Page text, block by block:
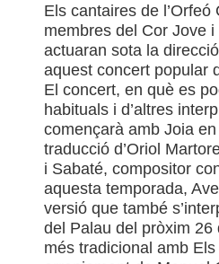
Els cantaires de l’Orfeó
membres del Cor Jove
actuaran sota la
aquest concert popular
El concert, en què es
habituals i d’altres
començarà amb Joia
traducció d’Oriol
i Sabaté, compositor
aquesta temporada,
versió que també
del Palau del pròxim
més tradicional amb